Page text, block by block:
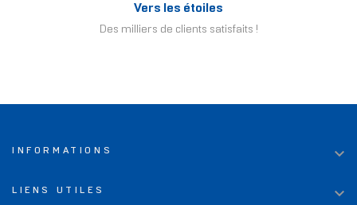
Vers les étoiles
Des milliers de clients satisfaits !
INFORMATIONS 
LIENS UTILES 